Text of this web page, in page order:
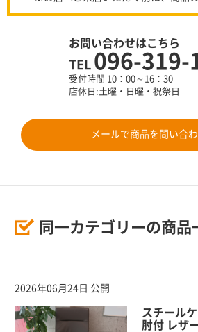
お問い合わせはこちら
TEL 096-319-
受付時間 10：00～16：30
店休日:土曜・日曜・祝祭日
メールで商品を問い合
同一カテゴリーの商品
2026年06月24日 公開
スチール
肘付 レザ